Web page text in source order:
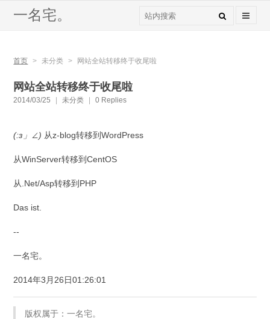
一名宅。
首页 > 未分类 > 网站全站转移终于收尾啦
网站全站转移终于收尾啦
2014/03/25 未分类 0 Replies
(:з」∠) 从z-blog转移到WordPress
从WinServer转移到CentOS
从.Net/Asp转移到PHP
Das ist.
--
一名宅。
2014年3月26日01:26:01
版权属于：一名宅。